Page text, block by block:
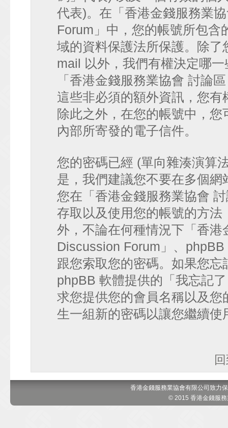
代表)。在「香港金錢服務業
Forum」中，您的帳號所包含
域的資料保護法所保護。除
mail 以外，我們有權決定哪
「香港金錢服務業協會 討論
這些非必須的額外資訊，您
除此之外，在您的帳號中，
內部所寄發的電子信件。
您的密碼已經 (單向雜湊演算
是，我們建議您不要在多個
您在「香港金錢服務業協會
存取以及使用您的帳號的方
外，不論在何種情況下「香港
Discussion Forum」、
跟您索取您的密碼。如果您
phpBB 軟體提供的「我忘記
求您提供您的會員名稱以及
生一組新的密碼以讓您繼續使
香港金錢服務業協會有限公司致力
© 2015 香港金錢服